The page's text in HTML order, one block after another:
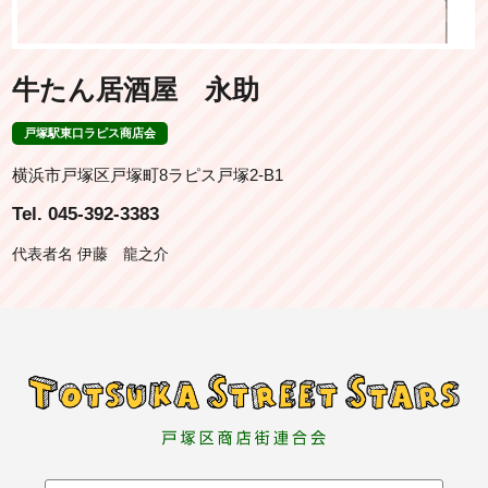
牛たん居酒屋 永助
戸塚駅東口ラピス商店会
横浜市戸塚区戸塚町8ラピス戸塚2-B1
Tel. 045-392-3383
代表者名 伊藤 龍之介